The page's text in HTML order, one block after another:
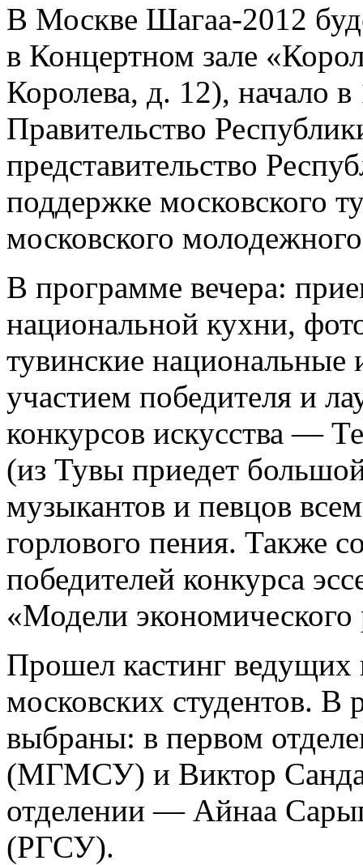
В Москве Шагаа-2012
в Концертном зале
Королева, д. 12), начало
Правительство
представительство
поддержке московского
московского
В программе вечера:
национальной кухни,
тувинские
участием победителя и
конкурсов искусства —
(из Тувы приедет
музыкантов и певцов
горлового пения. Также
победителей конкурса
«Модели экономического
Прошел кастинг ведущих
московских студентов. В
выбраны: в первом
(МГМСУ) и Виктор
отделении — Айнаа
(РГСУ).